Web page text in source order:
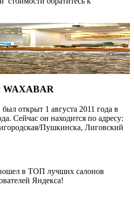
WAXABAR
открыт 1 августа 2011 года в
Сейчас он находится по адресу:
Пушкинска, Лиговский
в ТОП лучших салонов
Яндекса!